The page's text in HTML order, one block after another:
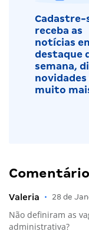
Cadastre-
receba as
notícias
destaque
semana,
novidades
muito
Valeria • 28 de
Não definiram as
administrativa?